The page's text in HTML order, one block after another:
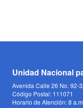
Unidad Nacional
Avenida Calle 26 No. 92-
Código Postal: 111071
Horario de Atención: 8